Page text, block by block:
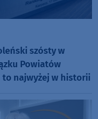
szósty w
Powiatów
to najwyżej w historii